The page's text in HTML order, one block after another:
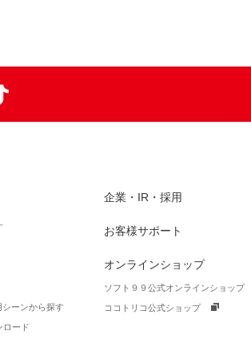
ーンから探す
ロード
企業・IR・採用
お客様サポート
オンラインショップ
ソフト９９公式オンラインショップ
ココトリコ公式ショップ